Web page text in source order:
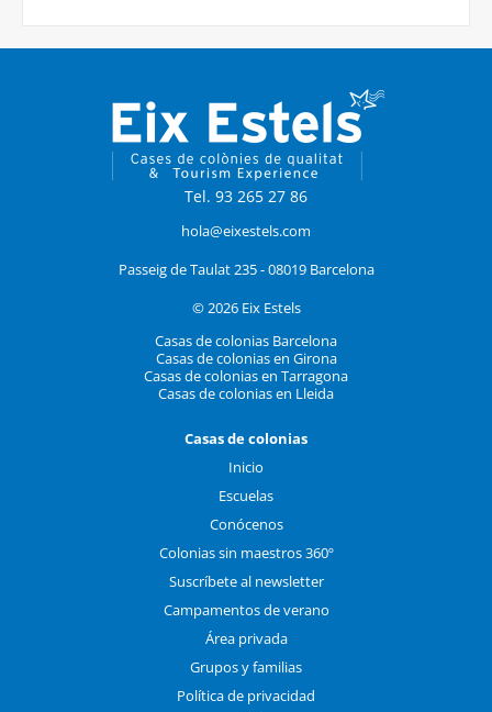
Tel. 93 265 27 86
hola@eixestels.com
Passeig de Taulat 235 - 08019 Barcelona
© 2026 Eix Estels
Casas de colonias Barcelona
Casas de colonias en Girona
Casas de colonias en Tarragona
Casas de colonias en Lleida
Casas de colonias
Inicio
Escuelas
Conócenos
Colonias sin maestros 360º
Suscríbete al newsletter
Campamentos de verano
Área privada
Grupos y familias
Política de privacidad